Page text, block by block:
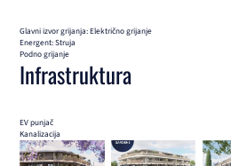
Glavni izvor grijanja: Električno grijanje
Energent: Struja
Podno grijanje
Infrastruktura
EV punjač
Kanalizacija